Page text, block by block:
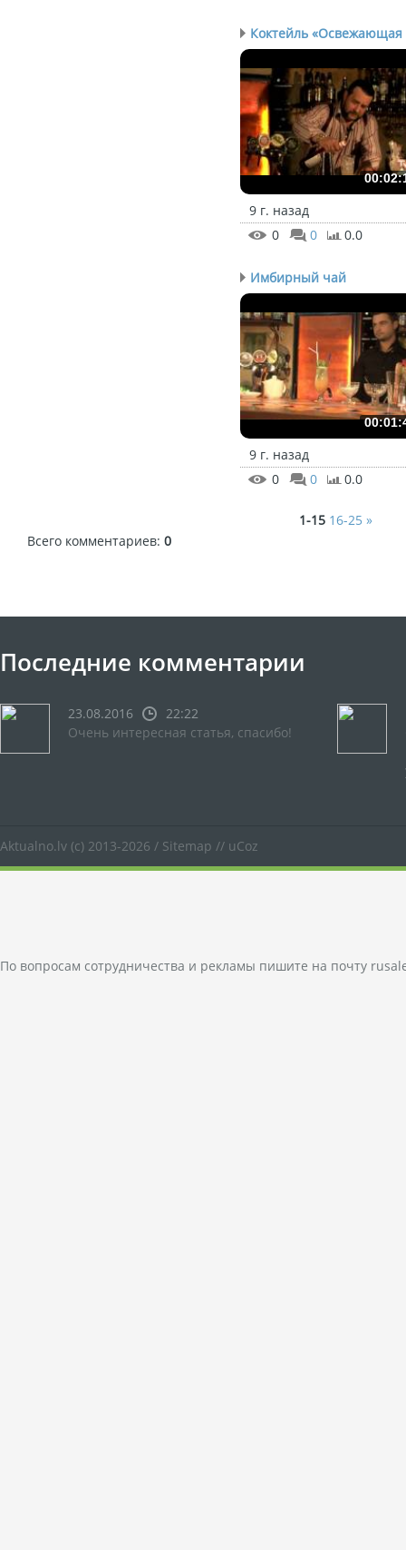
9 г. назад
0
0 0.0
Имбирный чай
9 г. назад
0
0 0.0
1-15 16-25 »
Всего комментариев: 0
Последние комментарии
23.08.2016
22:22
Очень интересная статья, спасибо!
Aktualno.lv (c) 2013-2026 / Sitemap // uCoz
По вопросам сотрудничества и рекламы пишите на почту